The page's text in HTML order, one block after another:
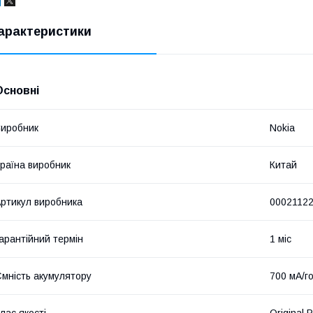
Nokia
виробник Китай
виробника
термін 1 міс
акумулятору 700 мА/